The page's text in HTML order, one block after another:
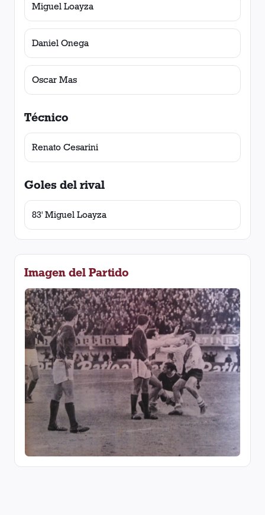
Miguel Loayza
Daniel Onega
Oscar Mas
Técnico
Renato Cesarini
Goles del rival
83' Miguel Loayza
Imagen del Partido